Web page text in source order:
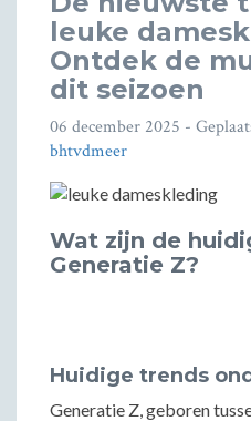
leuke
Ontdek de
dit seizoen
06 december 2025 -
bhtvdmeer
Wat zijn de
Generatie Z?
Huidige trends
Generatie Z, geboren